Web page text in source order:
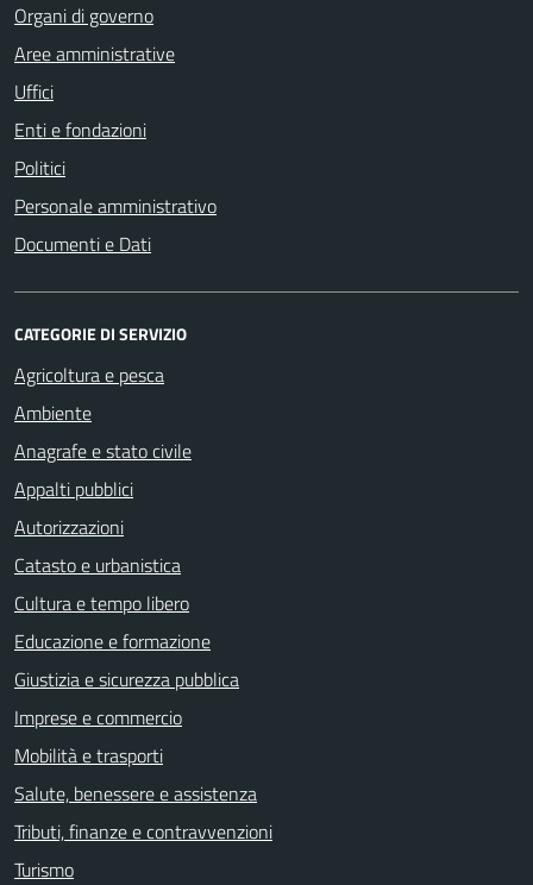
Organi di governo
Aree amministrative
Uffici
Enti e fondazioni
Politici
Personale amministrativo
Documenti e Dati
CATEGORIE DI SERVIZIO
Agricoltura e pesca
Ambiente
Anagrafe e stato civile
Appalti pubblici
Autorizzazioni
Catasto e urbanistica
Cultura e tempo libero
Educazione e formazione
Giustizia e sicurezza pubblica
Imprese e commercio
Mobilità e trasporti
Salute, benessere e assistenza
Tributi, finanze e contravvenzioni
Turismo